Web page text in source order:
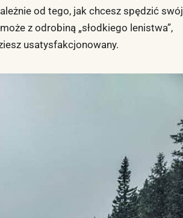
od tego, jak chcesz spędzić swój
z odrobiną „słodkiego lenistwa”,
usatysfakcjonowany.